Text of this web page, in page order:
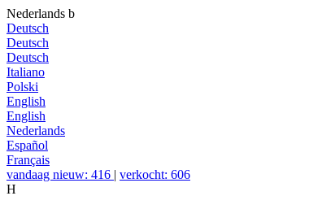
Nederlands b
Deutsch
Deutsch
Deutsch
Italiano
Polski
English
English
Nederlands
Español
Français
vandaag nieuw: 416 | verkocht: 606
H